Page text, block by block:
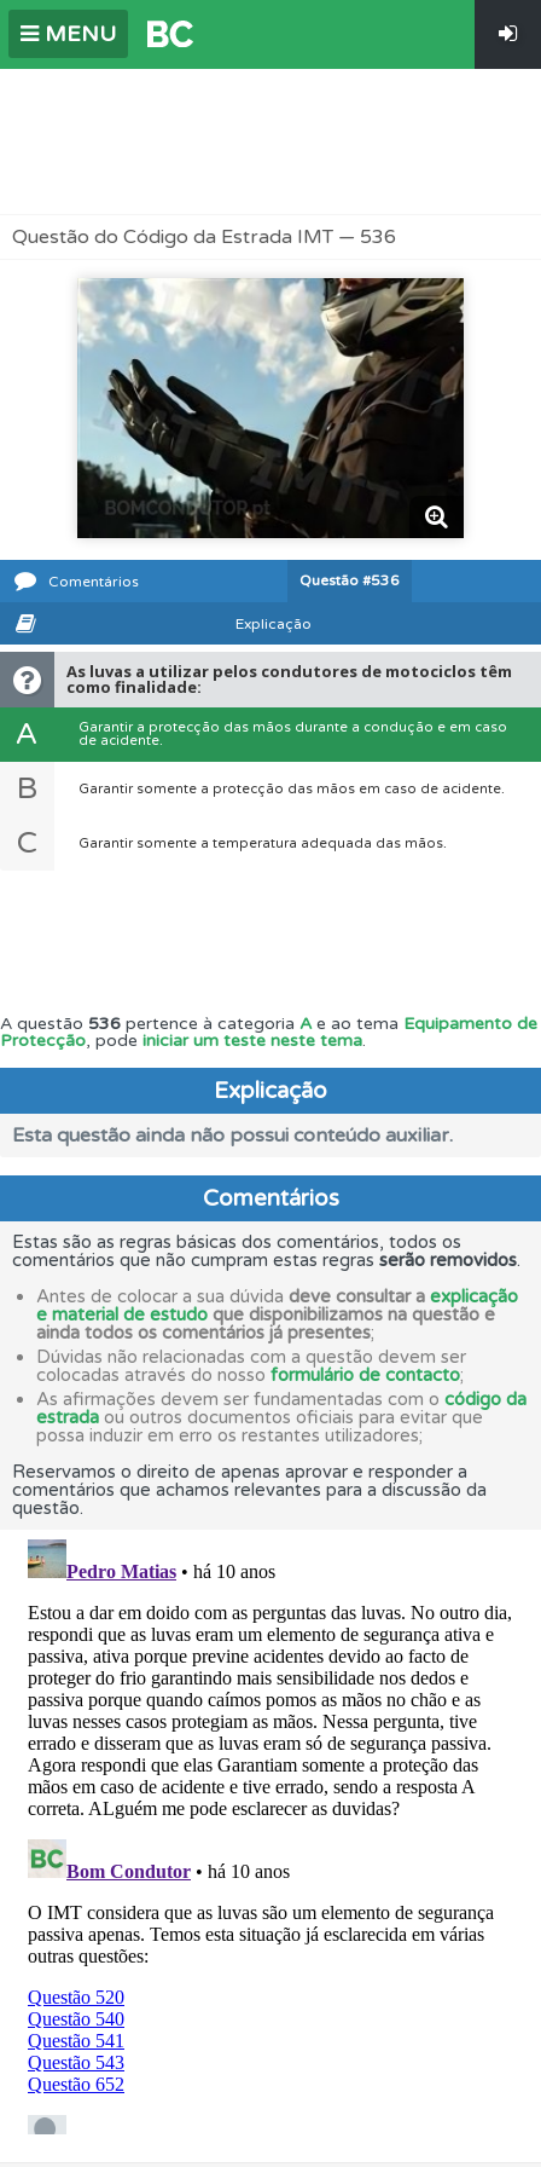
MENU
Questão do Código da Estrada IMT — 536
Comentários Questão #536
Explicação
As luvas a utilizar pelos condutores de motociclos têm
como finalidade:
A
Garantir a protecção das mãos durante a condução e em caso
de acidente.
B Garantir somente a protecção das mãos em caso de acidente.
C Garantir somente a temperatura adequada das mãos.
A questão 536 pertence à categoria Ae ao tema Equipamento de
Protecção, pode iniciar um teste neste tema.
Explicação
Esta questão ainda não possui conteúdo auxiliar.
Comentários
Estas são as regras básicas dos comentários, todos os
comentários que não cumpram estas regras serão removidos.
Antes de colocar a sua dúvida deve consultar a explicação
e material de estudo que disponibilizamos na questão e
ainda todos os comentários já presentes;
Dúvidas não relacionadas com a questão devem ser
colocadas através do nosso formulário de contacto;
As afirmações devem ser fundamentadas com o código da
estrada ou outros documentos oficiais para evitar que
possa induzir em erro os restantes utilizadores;
Reservamos o direito de apenas aprovar e responder a
comentários que achamos relevantes para a discussão da
questão.